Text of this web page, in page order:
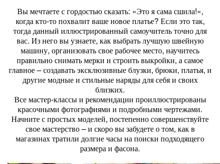
Вы мечтаете с гордостью сказать: «Это я сама сшила!»,
когда кто-то похвалит ваше новое платье? Если это так,
тогда данный иллюстрированный самоучитель точно для
вас. Из него вы узнаете, как выбрать лучшую швейную
машину, организовать свое рабочее место, научитесь
правильно снимать мерки и строить выкройки, а самое
главное – создавать эксклюзивные блузки, брюки, платья, и
другие модные и стильные наряды для себя и своих
близких.
Все мастер-классы и рекомендации проиллюстрированы
красочными фотографиями и подробными чертежами.
Начните с простых моделей, постепенно совершенствуйте
свое мастерство – и скоро вы забудете о том, как в
магазинах тратили долгие часы на поиски подходящего
размера и фасона.